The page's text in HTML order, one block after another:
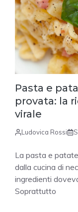
Pasta e
provata: la
virale
Ludovica Rossi
La pasta e
dalla cucina di
ingredienti
Soprattutto